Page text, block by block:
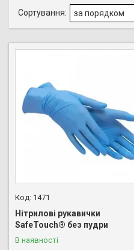
1471
Нітрилові рукавички
SafeTouch® без пудри
В наявності